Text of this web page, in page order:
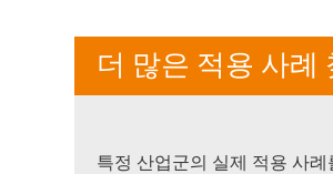
더 많은 적용 사례
특정 산업군의 실제 적용 사례